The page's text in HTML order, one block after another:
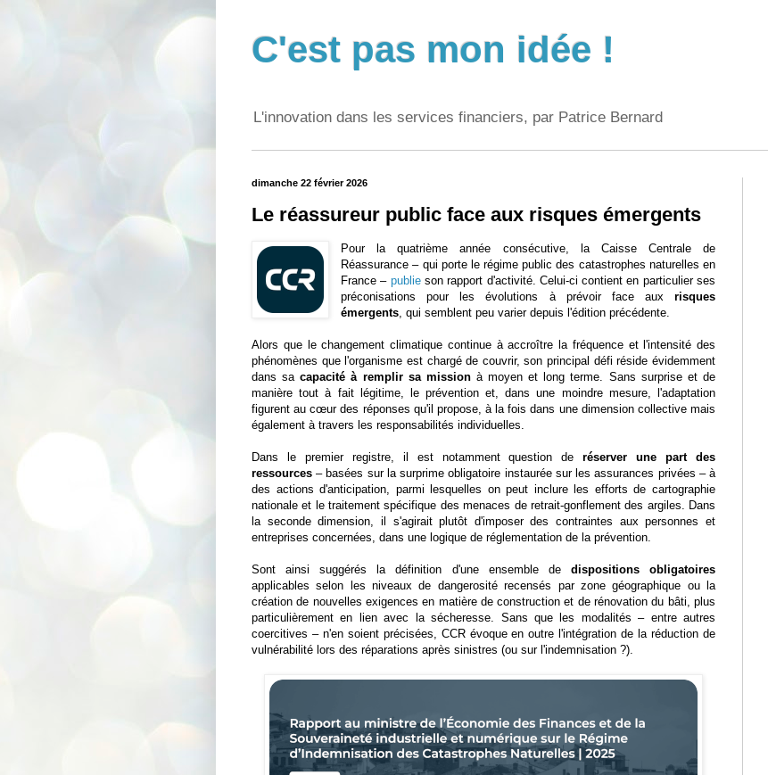
C'est pas mon idée !
L'innovation dans les services financiers, par Patrice Bernard
dimanche 22 février 2026
Le réassureur public face aux risques émergents
Pour la quatrième année consécutive, la Caisse Centrale de
Réassurance – qui porte le régime public des catastrophes naturelles en
France – publieson rapport d'activité. Celui-ci contient en particulier ses
préconisations pour les évolutions à prévoir face aux risques
émergents, qui semblent peu varier depuis l'édition précédente.
Alors que le changement climatique continue à accroître la fréquence et l'intensité des
phénomènes que l'organisme est chargé de couvrir, son principal défi réside évidemment
dans sacapacité à remplir sa missionà moyen et long terme. Sans surprise et de
manière tout à fait légitime, le prévention et, dans une moindre mesure, l'adaptation
figurent au cœur des réponses qu'il propose, à la fois dans une dimension collective mais
également à travers les responsabilités individuelles.
Dans le premier registre, il est notamment question deréserver une part des
ressources – basées sur la surprime obligatoire instaurée sur les assurances privées – à
des actions d'anticipation, parmi lesquelles on peut inclure les efforts de cartographie
nationale et le traitement spécifique des menaces de retrait-gonflement des argiles. Dans
la seconde dimension, il s'agirait plutôt d'imposer des contraintes aux personnes et
entreprises concernées, dans une logique de réglementation de la prévention.
Sont ainsi suggérés la définition d'une ensemble de dispositions obligatoires
applicables selon les niveaux de dangerosité recensés par zone géographique ou la
création de nouvelles exigences en matière de construction et de rénovation du bâti, plus
particulièrement en lien avec la sécheresse. Sans que les modalités – entre autres
coercitives – n'en soient précisées, CCR évoque en outre l'intégration de la réduction de
vulnérabilité lors des réparations après sinistres (ou sur l'indemnisation ?).